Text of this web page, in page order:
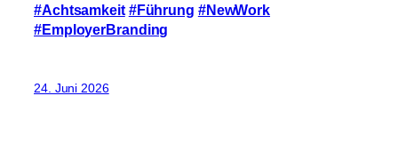
#Achtsamkeit #Führung #NewWork
#EmployerBranding
24. Juni 2026